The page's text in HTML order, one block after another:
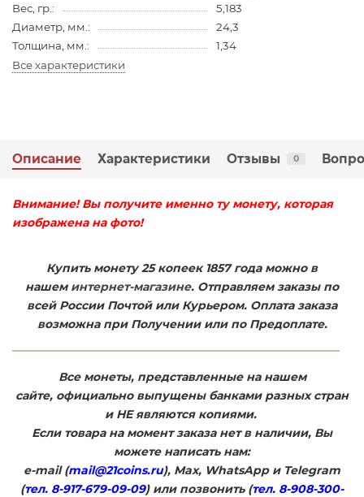
Вес, гр.:
5,183
Диаметр, мм.:
24,3
Толщина, мм.:
1,34
Все характеристики
Описание Характеристики Отзывы 0
Внимание! Вы получите именно ту монету, которая
изображена на фото!
Купить монету 25 копеек 1857 года можно в
нашем интернет-магазине. Отправляем заказы по
всей России Почтой или Курьером. Оплата заказа
возможна при Получении или по Предоплате.
Все монеты, представленные на нашем
сайте, официально выпущены банками разных стран
и НЕ являются копиями.
Если товара на момент заказа нет в наличии, Вы
можете написать нам:
e-mail (mail@21coins.ru), Max, WhatsApp и Telegram
(тел. 8-917-679-09-09) или позвонить (тел. 8-908-300-